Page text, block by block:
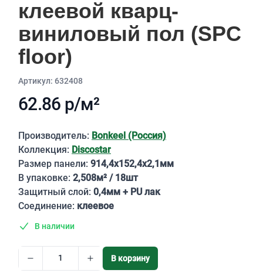
клеевой кварц-
виниловый пол (SPC
floor)
Aртикул: 632408
62.86 р/м²
Описание
Производитель: Bonkeel (Россия)
Коллекция: Discostar
Размер панели: 914,4х152,4х2,1мм
В упаковке: 2,508м² / 18шт
Защитный слой: 0,4мм + PU лак
Соединение: клеевое
В наличии
В корзину